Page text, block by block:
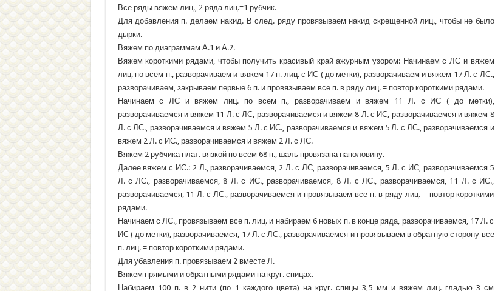
Все ряды вяжем лиц., 2 ряда лиц.=1 рубчик.
Для добавления п. делаем накид. В след. ряду провязываем накид скрещенной лиц., чтобы не было
дырки.
Вяжем по диаграммам А.1 и А.2.
Вяжем короткими рядами, чтобы получить красивый край ажурным узором: Начинаем с ЛС и вяжем
лиц. по всем п., разворачиваем и вяжем 17 п. лиц. с ИС ( до метки), разворачиваем и вяжем 17 Л. с ЛС.,
разворачиваем, закрываем первые 6 п. и провязываем все п. в ряду лиц. = повтор короткими рядами.
Начинаем с ЛС и вяжем лиц. по всем п., разворачиваем и вяжем 11 Л. с ИС ( до метки),
разворачиваемся и вяжем 11 Л. с ЛС, разворачиваемся и вяжем 8 Л. с ИС, разворачиваемся и вяжем 8
Л. с ЛС., разворачиваемся и вяжем 5 Л. с ИС., разворачиваемся и вяжем 5 Л. с ЛС., разворачиваемся и
вяжем 2 Л. с ИС., разворачиваемся и вяжем 2 Л. с ЛС.
Вяжем 2 рубчика плат. вязкой по всем 68 п., шаль провязана наполовину.
Далее вяжем с ИС.: 2 Л., разворачиваемся, 2 Л. с ЛС, разворачиваемся, 5 Л. с ИС, разворачиваемся 5
Л. с ЛС., разворачиваемся, 8 Л. с ИС., разворачиваемся, 8 Л. с ЛС., разворачиваемся, 11 Л. с ИС.,
разворачиваемся, 11 Л. с ЛС., разворачиваемся и провязываем все п. в ряду лиц. = повтор короткими
рядами.
Начинаем с ЛС., провязываем все п. лиц. и набираем 6 новых п. в конце ряда, разворачиваемся, 17 Л. с
ИС ( до метки), разворачиваемся, 17 Л. с ЛС., разворачиваемся и провязываем в обратную сторону все
п. лиц. = повтор короткими рядами.
Для убавления п. провязываем 2 вместе Л.
Вяжем прямыми и обратными рядами на круг. спицах.
Набираем 100 п. в 2 нити (по 1 каждого цвета) на круг. спицы 3,5 мм и вяжем лиц. гладью 3 см